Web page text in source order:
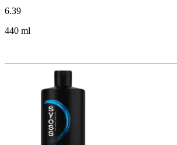
6.39
440 ml